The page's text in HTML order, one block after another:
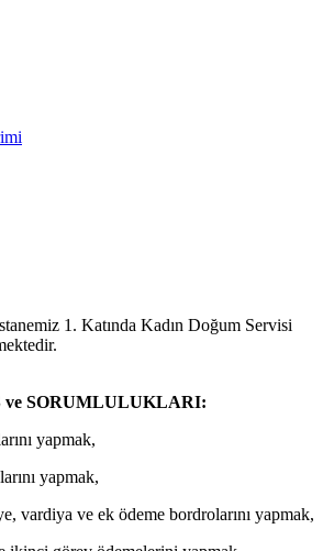
1. Katında Kadın Doğum Servisi
SORUMLULUKLARI:
yapmak,
yapmak,
vardiya ve ek ödeme bordrolarını yapmak,